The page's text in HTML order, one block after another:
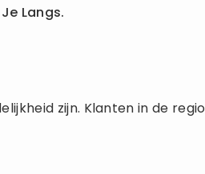
Langs.
zijn. Klanten in de